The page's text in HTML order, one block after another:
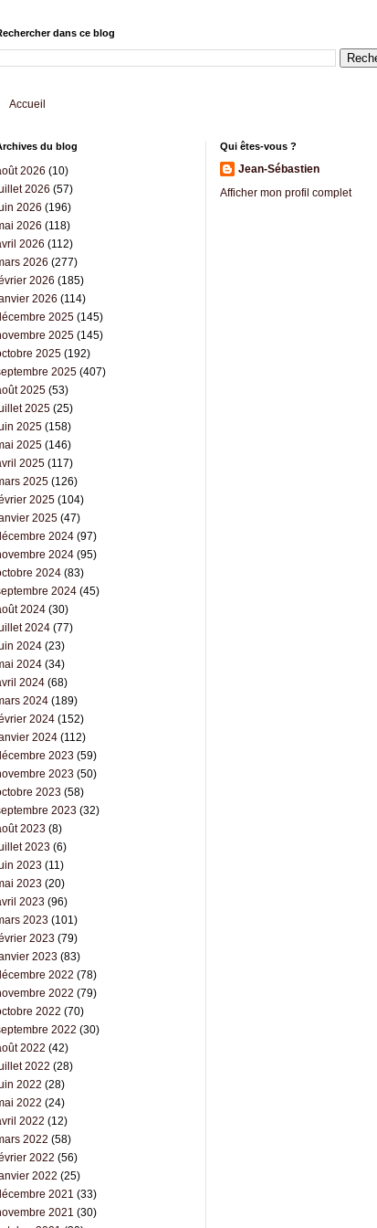
dans ce blog
Accueil
du blog
2026 (10)
2026 (57)
2026 (196)
2026 (118)
2026 (112)
2026 (277)
2026 (185)
2026 (114)
2025(145)
2025(145)
2025(192)
2025(407)
2025(53)
2025(25)
2025(158)
2025(146)
2025(117)
2025(126)
2025(104)
2025(47)
2024(97)
2024(95)
2024(83)
2024(45)
2024(30)
2024(77)
2024(23)
2024(34)
2024(68)
2024(189)
2024(152)
2024(112)
2023(59)
2023(50)
2023(58)
2023(32)
2023(8)
2023(6)
2023(11)
2023(20)
2023(96)
2023(101)
2023(79)
2023(83)
2022 (78)
2022 (79)
2022 (70)
2022 (30)
2022 (42)
2022 (28)
2022 (28)
2022 (24)
2022 (12)
2022 (58)
2022 (56)
2022 (25)
2021 (33)
2021 (30)
Qui êtes-vous ?
Jean-Sébastien
Afficher mon profil complet